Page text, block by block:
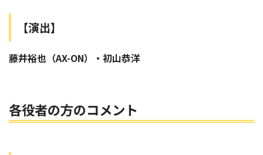
【演出】
藤井裕也（AX-ON）・初山恭洋
各役者の方のコメント